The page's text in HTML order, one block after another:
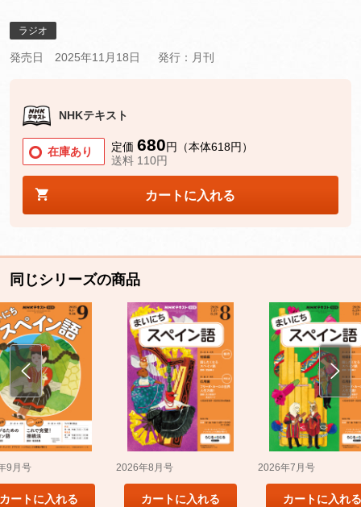
ラジオ
発売日 2025年11月18日 発行：月刊
NHKテキスト
在庫あり 定価 680円（本体618円）
送料 110円
カートに入れる
同じシリーズの商品
9月号
カートに入れる
2026年8月号
カートに入れる
2026年7月号
カートに入れる